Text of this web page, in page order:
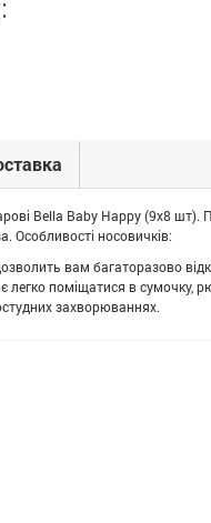
Bella Baby Happy (9x8 шт).
Особливості носовичків:
вам багаторазово
легко поміщатися в сумочку,
захворюваннях.